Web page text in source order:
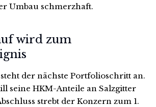
Umbau schmerzhaft.
wird zum
der nächste Portfolioschritt an.
seine HKM-Anteile an Salzgitter
strebt der Konzern zum 1.